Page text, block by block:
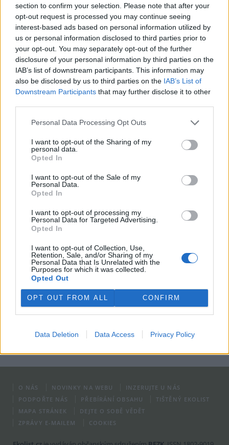
section to confirm your selection. Please note that after your
opt-out request is processed you may continue seeing
interest-based ads based on personal information utilized by
us or personal information disclosed to third parties prior to
your opt-out. You may separately opt-out of the further
disclosure of your personal information by third parties on the
IAB’s list of downstream participants. This information may
also be disclosed by us to third parties on the IAB’s List of
Downstream Participants that may further disclose it to other
Personal Data Processing Opt Outs
I want to opt-out of the Sharing of my
personal data.
Opted In
I want to opt-out of the Sale of my
Personal Data.
Opted In
I want to opt-out of processing my
Personal Data for Targeted Advertising.
Opted In
I want to opt-out of Collection, Use,
Retention, Sale, and/or Sharing of my
Personal Data that Is Unrelated with the
Purposes for which it was collected.
Opted Out
OPT OUT FROM ALL CONFIRM
Data Deletion Data Access Privacy Policy
E-mail na autora
E-mail či jiný kontakt na autora
Charakteristika autora
Zde můžete, pokud to považujete za vhodné, uvést vaši profesi či oblast
zájmu, pokud to nějakým způsobem souvisí s vaším názorem. Pokud toto
políčko nevyplníte, bude v případě zveřejnění uvedeno, že "Autor je čtenář
HTML
Prostý text
Celý text zprávy (včetně anotace) vkládaný jako prostý text nebo jako HTML
Poznámka pro redakci
Vzkaz redaktorovi - v textu názoru se neobjeví
O NÁS NOVINKY NA WEBU
INZERUJTE U NÁS
PODPOŘTE NÁS
PŘEBÍRÁNÍ OBSAHU
TIŠTĚNÝ EKOLIST
MAPA STRÁNEK
DEJTE O SOBĚ VĚDĚT
ZPRÁVY E-MAILEM
COOKIES